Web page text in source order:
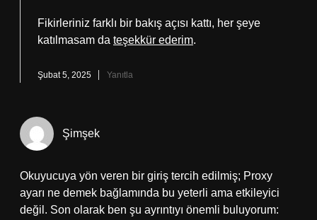
Fikirleriniz farklı bir bakış açısı kattı, her şeye
katılmasam da teşekkür ederim.
Şubat 5, 2025 Yanıtla
Şimşek
Okuyucuya yön veren bir giriş tercih edilmiş; Proxy
ayarı ne demek bağlamında bu yeterli ama etkileyici
değil. Son olarak ben şu ayrıntıyı önemli buluyorum: